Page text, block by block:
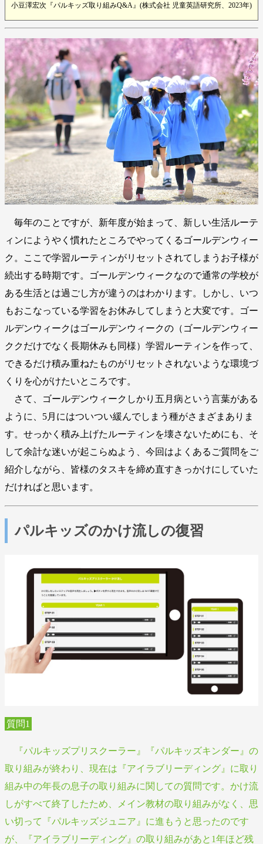
小豆澤宏次『パルキッズ取り組みQ&A』(株式会社 児童英語研究所、2023年)
毎年のことですが、新年度が始まって、新しい生活ルーテ
ィンにようやく慣れたところでやってくるゴールデンウィー
ク。ここで学習ルーティンがリセットされてしまうお子様が
続出する時期です。ゴールデンウィークなので通常の学校が
ある生活とは過ごし方が違うのはわかります。しかし、いつ
もおこなっている学習をお休みしてしまうと大変です。ゴー
ルデンウィークはゴールデンウィークの（ゴールデンウィー
ククだけでなく長期休みも同様）学習ルーティンを作って、
できるだけ積み重ねたものがリセットされないような環境づ
くりを心がけたいところです。
さて、ゴールデンウィークしかり五月病という言葉がある
ように、5月にはついつい緩んでしまう種がさまざまありま
す。せっかく積み上げたルーティンを壊さないためにも、そ
して余計な迷いが起こらぬよう、今回はよくあるご質問をご
紹介しながら、皆様のタスキを締め直すきっかけにしていた
だければと思います。
パルキッズのかけ流しの復習
質問1
『パルキッズプリスクーラー』『パルキッズキンダー』の
取り組みが終わり、現在は『アイラブリーディング』に取り
組み中の年長の息子の取り組みに関しての質問です。かけ流
しがすべて終了したため、メイン教材の取り組みがなく、思
い切って『パルキッズジュニア』に進もうと思ったのです
が、『アイラブリーディング』の取り組みがあと1年ほど残